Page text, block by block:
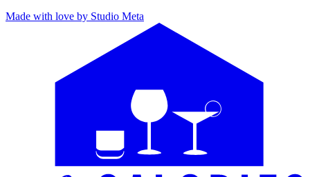
Made with love by Studio Meta